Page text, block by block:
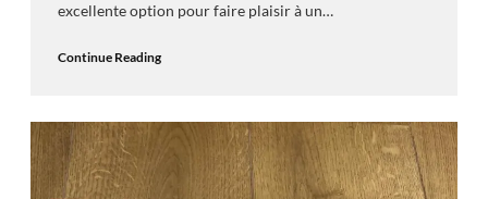
excellente option pour faire plaisir à un…
Continue Reading